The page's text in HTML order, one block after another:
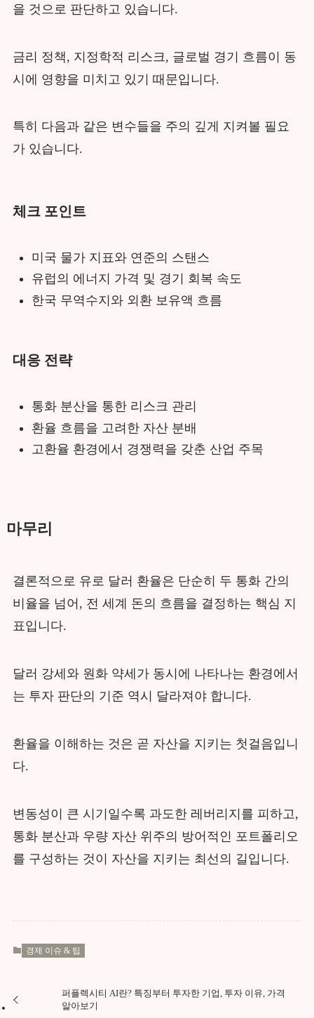
을 것으로 판단하고 있습니다.
금리 정책, 지정학적 리스크, 글로벌 경기 흐름이 동
시에 영향을 미치고 있기 때문입니다.
특히 다음과 같은 변수들을 주의 깊게 지켜볼 필요
가 있습니다.
체크 포인트
미국 물가 지표와 연준의 스탠스
유럽의 에너지 가격 및 경기 회복 속도
한국 무역수지와 외환 보유액 흐름
대응 전략
통화 분산을 통한 리스크 관리
환율 흐름을 고려한 자산 분배
고환율 환경에서 경쟁력을 갖춘 산업 주목
마무리
결론적으로 유로 달러 환율은 단순히 두 통화 간의
비율을 넘어, 전 세계 돈의 흐름을 결정하는 핵심 지
표입니다.
달러 강세와 원화 약세가 동시에 나타나는 환경에서
는 투자 판단의 기준 역시 달라져야 합니다.
환율을 이해하는 것은 곧 자산을 지키는 첫걸음입니
다.
변동성이 큰 시기일수록 과도한 레버리지를 피하고,
통화 분산과 우량 자산 위주의 방어적인 포트폴리오
를 구성하는 것이 자산을 지키는 최선의 길입니다.
경제 이슈 & 팁
퍼플렉시티 AI란? 특징부터 투자한 기업, 투자 이유, 가격
알아보기